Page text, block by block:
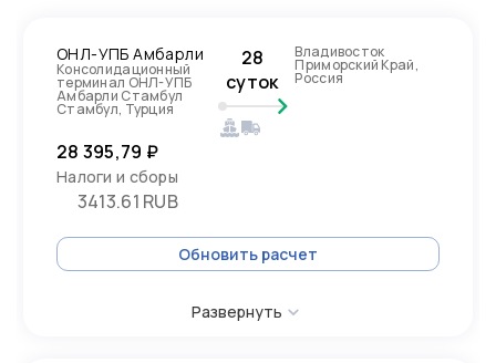
ОНЛ-УПБ Амбарли
Консолидационный
терминал ОНЛ-УПБ
Амбарли Стамбул
Стамбул, Турция
28
суток
Владивосток
Приморский Край,
Россия
28 395,79 ₽
Налоги и сборы
3413.61 RUB
Обновить расчет
Развернуть